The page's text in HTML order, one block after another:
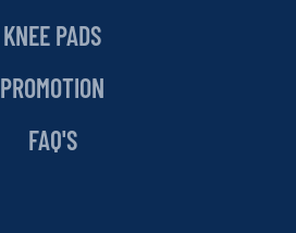
KNEE PADS
PROMOTION
FAQ'S